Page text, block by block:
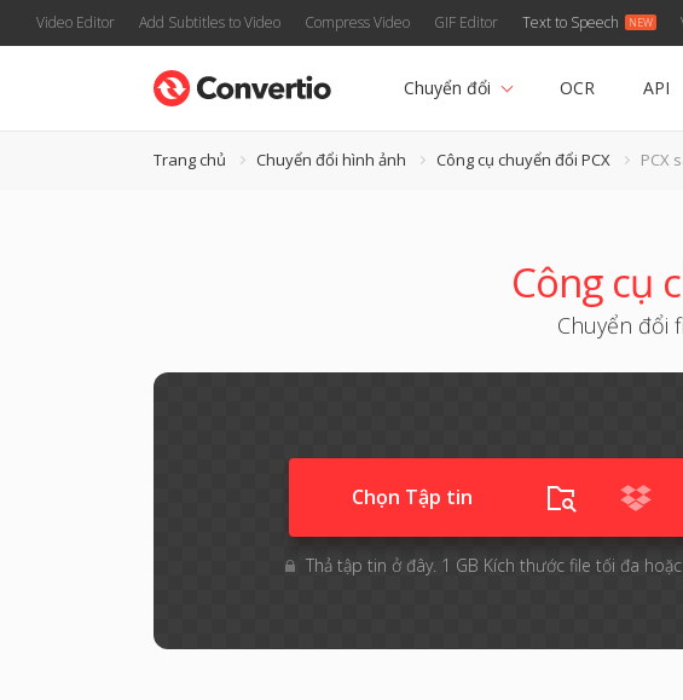
Video Editor Add Subtitles to Video Compress Video GIF Editor Text to Speech
Chuyển đổi OCR API
Trang chủ Chuyển đổi hình ảnh Công cụ chuyển đổi PCX PCX
Công cụ
Chuyển đổi
Chọn Tập tin
Thả tập tin ở đây. 1 GB Kích thước file tối đa